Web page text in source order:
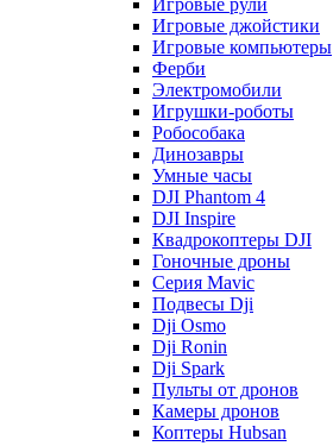
Игровые рули
Игровые джойстики
Игровые компьютеры
Ферби
Электромобили
Игрушки-роботы
Робособака
Динозавры
Умные часы
DJI Phantom 4
DJI Inspire
Квадрокоптеры DJI
Гоночные дроны
Серия Mavic
Подвесы Dji
Dji Osmo
Dji Ronin
Dji Spark
Пульты от дронов
Камеры дронов
Коптеры Hubsan